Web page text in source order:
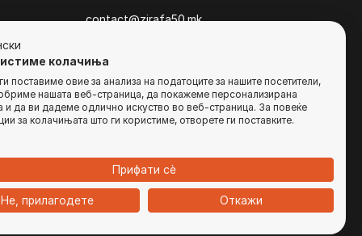
contact@zirafa50.mk
За барања на понуди, контактирајте нѐ
на:
b2b@zirafa50.mk
колачиња
поставиме овие за анализа на податоците за нашите посетители,
нашата веб-страница, да покажеме персонализирана
и да ви дадеме одлично искуство во веб-страница. За повеќе
за колачињата што ги користиме, отворете ги поставките.
Прифати сѐ
Не, прилагодете Откажи